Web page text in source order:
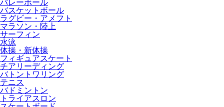
バレーボール
バスケットボール
ラグビー・アメフト
マラソン・陸上
サーフィン
水泳
体操・新体操
フィギュアスケート
チアリーディング
バトントワリング
テニス
バドミントン
トライアスロン